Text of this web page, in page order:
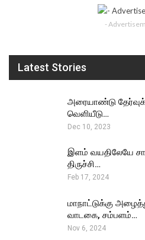
-
Latest Stories
அரையாண்டு
வெளியீடு…
Dec 10, 2023
இளம் வயதிலேயே
திருச்சி…
Feb 17, 2024
மாநாட்டுக்கு
வாடகை, சம்பளம்…
Nov 6, 2024